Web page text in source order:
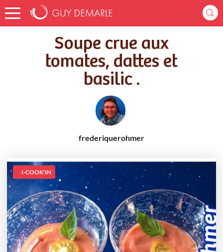
Accueil
Recettes
Soupe crue aux tomates, dattes et basilic .
Soupe crue aux
tomates, dattes et
basilic .
frederiquerohmer
I-COOK'IN